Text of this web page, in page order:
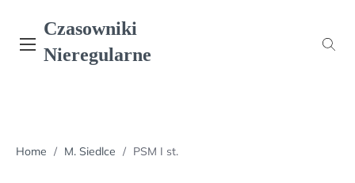
content
Czasowniki
Nieregularne
Home / M. Siedlce / PSM I st.